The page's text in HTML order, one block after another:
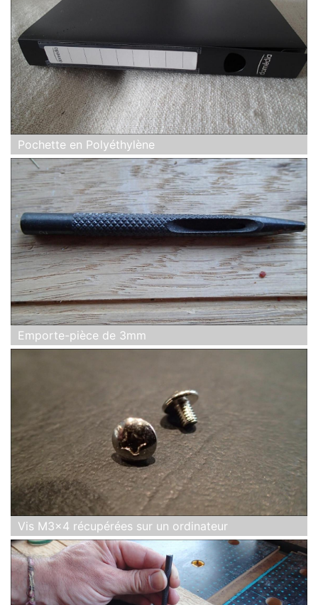
Pochette en Polyéthylène
Emporte-pièce de 3mm
Vis M3x4 récupérées sur un ordinateur